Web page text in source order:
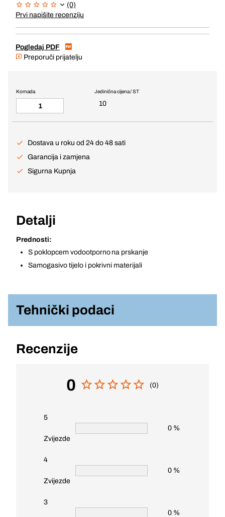
(0)
Prvi napišite recenziju
Pogledaj PDF
Preporuči prijatelju
Jedinična cijena / ST
10
Komada
Dostava u roku od 24 do 48 sati
Garancija i zamjena
Sigurna Kupnja
Detalji
Prednosti:
S poklopcem vodootporno na prskanje
Samogasivo tijelo i pokrivni materijali
Tehnički podaci
Recenzije
0 (0)
5
Zvijezde
0 %
4
Zvijezde
0 %
3
0 %